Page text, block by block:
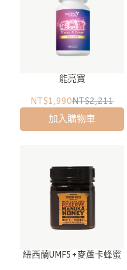
能亮寶
NT$1,990NT$2,211
加入購物車
紐西蘭UMF5+麥蘆卡蜂蜜